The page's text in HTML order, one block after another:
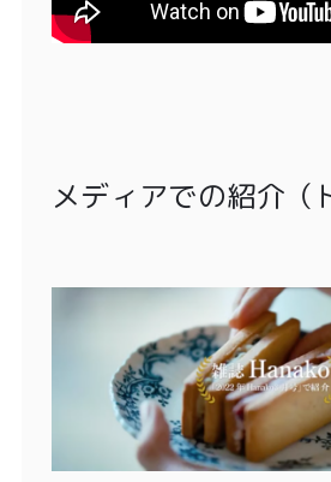
メディアでの紹介（